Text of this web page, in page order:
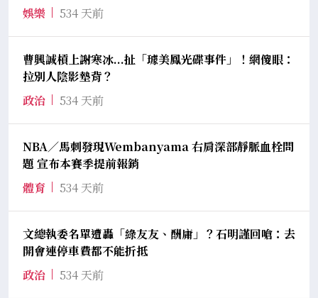
娛樂
534 天前
曹興誠槓上謝寒冰...扯「璩美鳳光碟事件」！網傻眼：
拉別人陰影墊背？
政治
534 天前
NBA／馬刺發現Wembanyama 右肩深部靜脈血栓問
題 宣布本賽季提前報銷
體育
534 天前
文總執委名單遭轟「綠友友、酬庸」？石明謹回嗆：去
開會連停車費都不能折抵
政治
534 天前